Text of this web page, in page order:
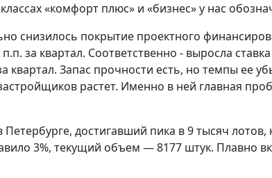
«комфорт плюс» и «бизнес» у нас
снизилось покрытие проектного
за квартал. Соответственно - выросла
квартал. Запас прочности есть, но темпы ее
растет. Именно в ней главная
достигавший пика в 9 тысяч лотов,
3%, текущий объем — 8177 штук. Плавно